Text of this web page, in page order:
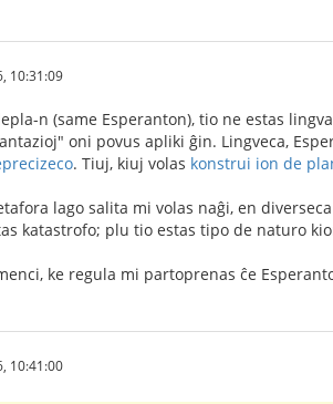
10:31:09
n (same Esperanton), tio ne estas
oni povus apliki ĝin. Lingveca,
. Tiuj, kiuj volas konstrui ion de
lago salita mi volas naĝi, en
katastrofo; plu tio estas tipo de naturo
ke regula mi partoprenas ĉe
10:41:00